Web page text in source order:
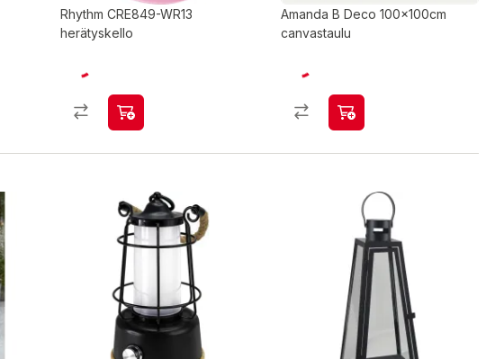
Rhythm CRE849-WR13
herätyskello
Amanda B Deco 100x100cm
canvastaulu